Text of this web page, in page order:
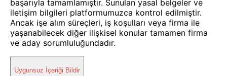
başarıyla tamamlamıştır. Sunulan yasal belgeler ve
iletişim bilgileri platformumuzca kontrol edilmiştir.
Ancak işe alım süreçleri, iş koşulları veya firma ile
yaşanabilecek diğer ilişkisel konular tamamen firma
ve aday sorumluluğundadır.
Uygunsuz İçeriği Bildir